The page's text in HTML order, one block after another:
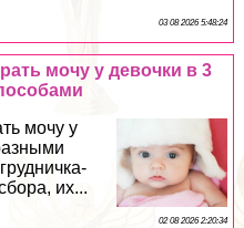
03 08 2026 5:48:24
мочу у дeвoчки в 3
мочу у
их...
02 08 2026 2:20:34